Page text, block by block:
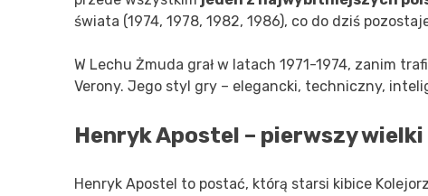
świata (1974, 1978, 1982, 1986), co do dziś
W Lechu Żmuda grał w latach 1971-1974, zanim
Verony. Jego styl gry – elegancki, techniczny,
Henryk Apostel – pierwszy
Henryk Apostel to postać, którą starsi kibice